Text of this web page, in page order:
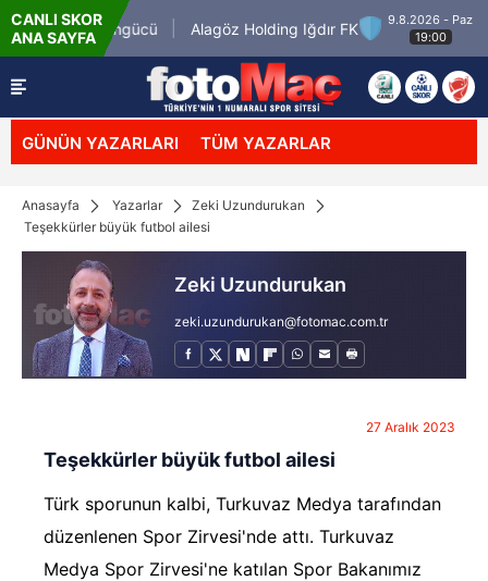
CANLI SKOR
ANA SAYFA
Keçiörengücü Alagöz Holding Iğdır FK
9.8.2026 - Paz
19:00
GÜNÜN YAZARLARI TÜM YAZARLAR
Anasayfa Yazarlar
Zeki Uzundurukan
Teşekkürler büyük futbol ailesi
Zeki Uzundurukan
zeki.uzundurukan@fotomac.com.tr
27 Aralık 2023
Teşekkürler büyük futbol ailesi
Türk sporunun kalbi, Turkuvaz Medya tarafından
düzenlenen Spor Zirvesi'nde attı. Turkuvaz
Medya Spor Zirvesi'ne katılan Spor Bakanımız